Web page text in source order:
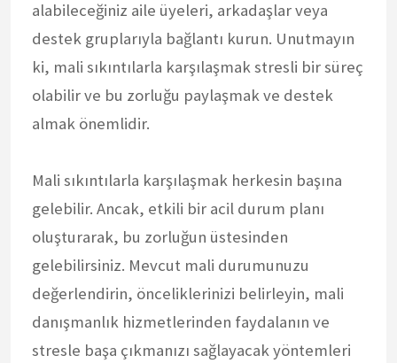
alabileceğiniz aile üyeleri, arkadaşlar veya
destek gruplarıyla bağlantı kurun. Unutmayın
ki, mali sıkıntılarla karşılaşmak stresli bir süreç
olabilir ve bu zorluğu paylaşmak ve destek
almak önemlidir.
Mali sıkıntılarla karşılaşmak herkesin başına
gelebilir. Ancak, etkili bir acil durum planı
oluşturarak, bu zorluğun üstesinden
gelebilirsiniz. Mevcut mali durumunuzu
değerlendirin, önceliklerinizi belirleyin, mali
danışmanlık hizmetlerinden faydalanın ve
stresle başa çıkmanızı sağlayacak yöntemleri